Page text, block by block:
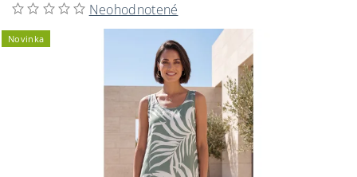
Neohodnotené
Novinka